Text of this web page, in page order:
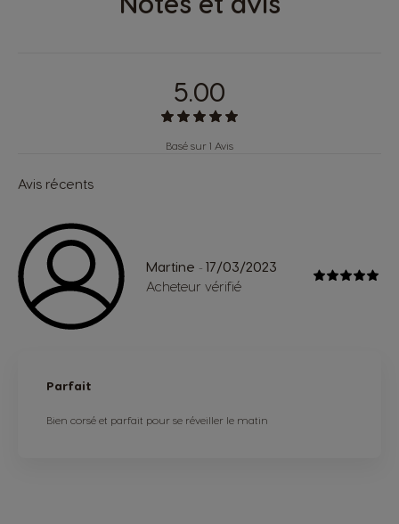
5.00
Basé sur 1 Avis
Avis récents
Martine - 17/03/2023
Acheteur vérifié
Parfait
Bien corsé et parfait pour se réveiller le matin